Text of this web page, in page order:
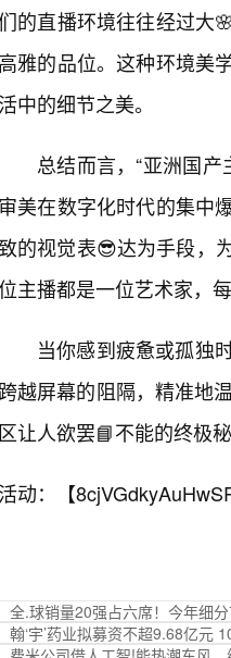
的直播环境往往经过大
高雅的品位。这种环境美
活中的细节之美。
总结而言，“亚洲国
审美在数字化时代的集中
致的视觉表😎达为手段，
位主播都是一位艺术家，
当你感到疲惫或孤独
跨越屏幕的阻隔，精准地
区让人欲罢📘不能的终极秘
活动：【
全.球销量20强占六席！今年细
翰‘宇’药业拟募资不超9.68亿元